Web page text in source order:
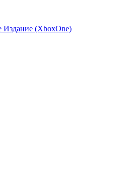
Издание (XboxOne)